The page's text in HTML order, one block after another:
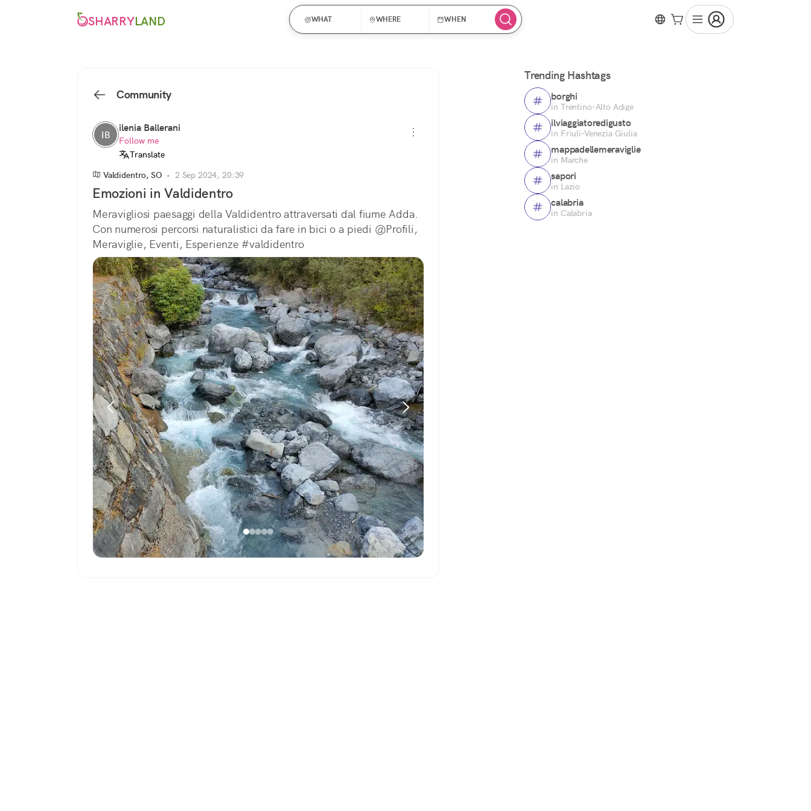
SHARRYLAND WHAT WHERE WHEN
Community
IB
ilenia Ballerani
Follow me
Translate
Valdidentro, SO • 2 Sep 2024, 20:39
Emozioni in Valdidentro
Meravigliosi paesaggi della Valdidentro attraversati dal fiume Adda.
Con numerosi percorsi naturalistici da fare in bici o a piedi @Profili,
Meraviglie, Eventi, Esperienze #valdidentro
Trending Hashtags
borghi
in Trentino-Alto Adige
ilviaggiatoredigusto
in Friuli-Venezia Giulia
mappadellemeraviglie
in Marche
sapori
in Lazio
calabria
in Calabria